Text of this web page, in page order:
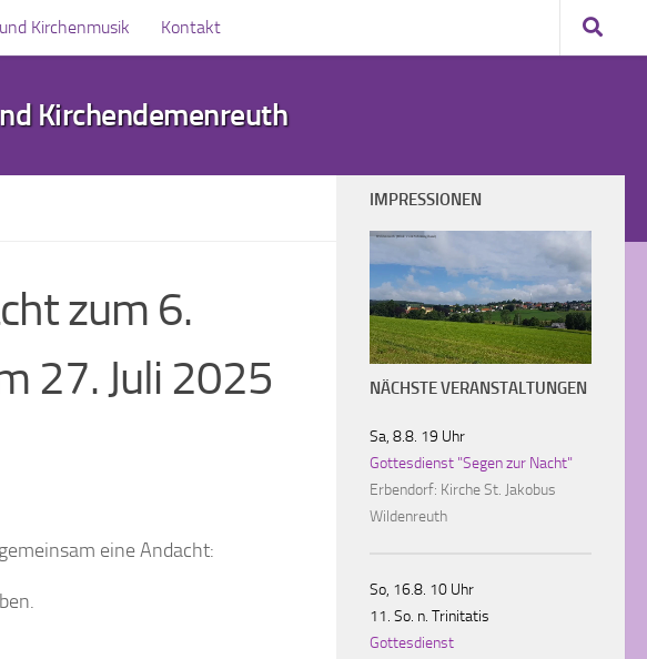
Kirchenmusik Kontakt
Kirchendemenreuth
zum 6.
27. Juli 2025
eine Andacht:
IMPRESSIONEN
Wildenreuth (Blick vom Schmierglhaisl)
NÄCHSTE VERANSTALTUNGEN
Sa, 8.8. 19 Uhr
Gottesdienst "Segen zur Nacht"
Erbendorf: Kirche St. Jakobus
Wildenreuth
So, 16.8. 10 Uhr
11. So. n. Trinitatis
Gottesdienst